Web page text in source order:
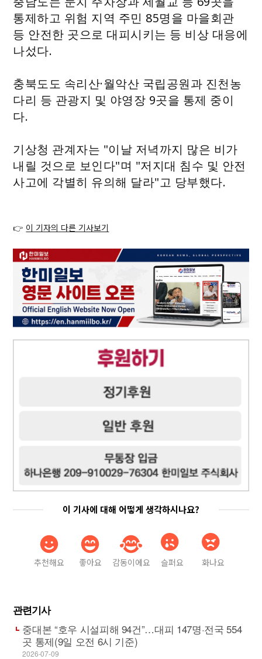
통제하고 위험 지역 주민 85명을 마을회관
등 안전한 곳으로 대피시키는 등 비상 대응에
나섰다.
충북도도 속리산·월악산 국립공원과 진천농
다리 등 관광지 및 야영장 9곳을 통제 중이
다.
기상청 관계자는 "이날 저녁까지 많은 비가
내릴 것으로 보인다"며 "저지대 침수 및 안전
사고에 각별히 유의해 달라"고 당부했다.
👉 이 기자의 다른 기사보기
이 기사에 대해 어떻게 생각하시나요?
추천해요 좋아요 감동이에요 슬퍼요 화나요
관련기사
중대본 “호우 시설피해 94건”…대피 147명·전국 554
곳 통제(9일 오전 6시 기준)
2026-07-09